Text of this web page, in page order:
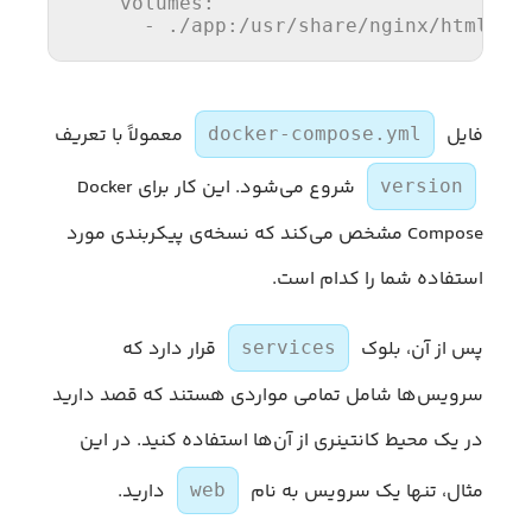
-
./app:/usr/share/nginx/html
فایل docker-compose.yml معمولاً با تعریف
version
شروع می‌شود. این کار برای Docker
Compose مشخص می‌کند که نسخه‌ی پیکربندی مورد
استفاده شما را کدام است.
پس از آن، بلوک services
قرار دارد که
سرویس‌ها شامل تمامی مواردی هستند که قصد دارید
در یک محیط کانتینری از آن‌ها استفاده کنید. در این
مثال، تنها یک سرویس به نام
web دارید.